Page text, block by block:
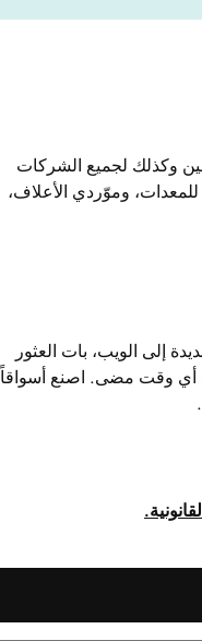
وكذلك لجميع الشركات
وموّردي الأعلاف،
إلى الويب، بات العثور
أي وقت مضى. اصنع أسواقاً